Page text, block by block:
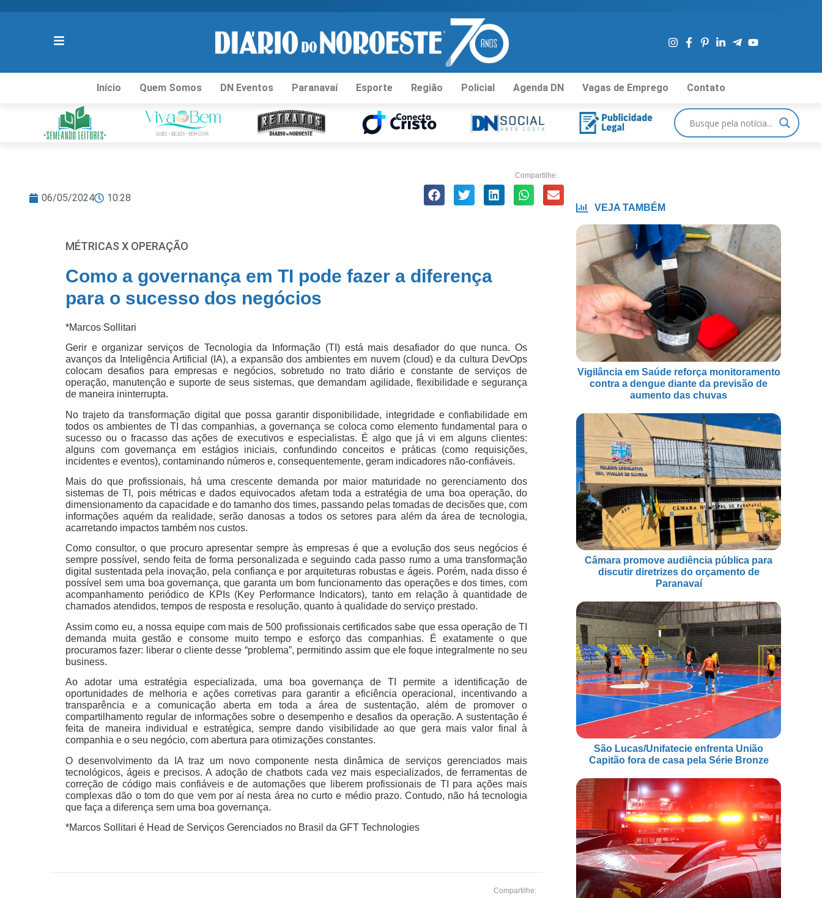
Início Quem Somos DN Eventos Paranavaí Esporte Região Policial Agenda DN Vagas de Emprego Contato
06/05/2024 10:28
Compartilhe:
MÉTRICAS X OPERAÇÃO
Como a governança em TI pode fazer a diferença
para o sucesso dos negócios
*Marcos Sollitari
Gerir e organizar serviços de Tecnologia da Informação (TI) está mais desafiador do que nunca. Os
avanços da Inteligência Artificial (IA), a expansão dos ambientes em nuvem (cloud) e da cultura DevOps
colocam desafios para empresas e negócios, sobretudo no trato diário e constante de serviços de
operação, manutenção e suporte de seus sistemas, que demandam agilidade, flexibilidade e segurança
de maneira ininterrupta.
No trajeto da transformação digital que possa garantir disponibilidade, integridade e confiabilidade em
todos os ambientes de TI das companhias, a governança se coloca como elemento fundamental para o
sucesso ou o fracasso das ações de executivos e especialistas. É algo que já vi em alguns clientes:
alguns com governança em estágios iniciais, confundindo conceitos e práticas (como requisições,
incidentes e eventos), contaminando números e, consequentemente, geram indicadores não-confiáveis.
Mais do que profissionais, há uma crescente demanda por maior maturidade no gerenciamento dos
sistemas de TI, pois métricas e dados equivocados afetam toda a estratégia de uma boa operação, do
dimensionamento da capacidade e do tamanho dos times, passando pelas tomadas de decisões que, com
informações aquém da realidade, serão danosas a todos os setores para além da área de tecnologia,
acarretando impactos também nos custos.
Como consultor, o que procuro apresentar sempre às empresas é que a evolução dos seus negócios é
sempre possível, sendo feita de forma personalizada e seguindo cada passo rumo a uma transformação
digital sustentada pela inovação, pela confiança e por arquiteturas robustas e ágeis. Porém, nada disso é
possível sem uma boa governança, que garanta um bom funcionamento das operações e dos times, com
acompanhamento periódico de KPIs (Key Performance Indicators), tanto em relação à quantidade de
chamados atendidos, tempos de resposta e resolução, quanto à qualidade do serviço prestado.
Assim como eu, a nossa equipe com mais de 500 profissionais certificados sabe que essa operação de TI
demanda muita gestão e consome muito tempo e esforço das companhias. É exatamente o que
procuramos fazer: liberar o cliente desse “problema”, permitindo assim que ele foque integralmente no seu
business.
Ao adotar uma estratégia especializada, uma boa governança de TI permite a identificação de
oportunidades de melhoria e ações corretivas para garantir a eficiência operacional, incentivando a
transparência e a comunicação aberta em toda a área de sustentação, além de promover o
compartilhamento regular de informações sobre o desempenho e desafios da operação. A sustentação é
feita de maneira individual e estratégica, sempre dando visibilidade ao que gera mais valor final à
companhia e o seu negócio, com abertura para otimizações constantes.
O desenvolvimento da IA traz um novo componente nesta dinâmica de serviços gerenciados mais
tecnológicos, ágeis e precisos. A adoção de chatbots cada vez mais especializados, de ferramentas de
correção de código mais confiáveis e de automações que liberem profissionais de TI para ações mais
complexas dão o tom do que vem por aí nesta área no curto e médio prazo. Contudo, não há tecnologia
que faça a diferença sem uma boa governança.
*Marcos Sollitari é Head de Serviços Gerenciados no Brasil da GFT Technologies
Compartilhe:
VEJA TAMBÉM
Vigilância em Saúde reforça monitoramento
contra a dengue diante da previsão de
aumento das chuvas
Câmara promove audiência pública para
discutir diretrizes do orçamento de
Paranavaí
São Lucas/Unifatecie enfrenta União
Capitão fora de casa pela Série Bronze